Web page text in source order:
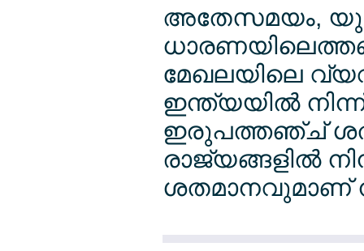
അതേസമയം,
മേഖലയിലെ
ഇന്ത്യയില്‍
ഇരുപത്തഞ്ച്
രാജ്യങ്ങളില്‍
ശതമാനവുമാണ്